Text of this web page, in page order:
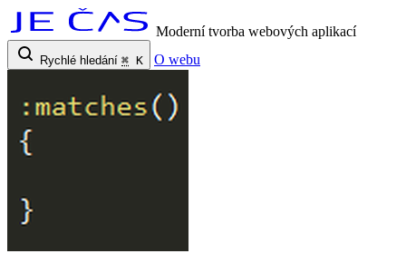
Moderní tvorba webových aplikací
Rychlé hledání ⌘ K O webu